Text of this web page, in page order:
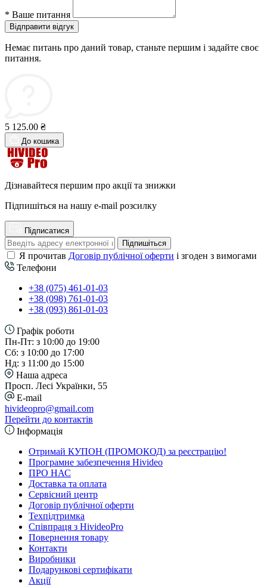
* Ваше питання
Відправити відгук
Немає питань про даний товар, станьте першим і задайте своє
питання.
5 125.00 ₴
До кошика
Дізнавайтеся першим про акції та знижки
Підпишіться на нашу e-mail розсилку
Підписатися
Підпишіться
Я прочитав Договір публічної оферти і згоден з вимогами
Телефони
+38 (075) 461-01-03
+38 (098) 761-01-03
+38 (093) 861-01-03
Графік роботи
Пн-Пт: з 10:00 до 19:00
Сб: з 10:00 до 17:00
Нд: з 11:00 до 15:00
Наша адреса
Просп. Лесі Українки, 55
E-mail
hivideopro@gmail.com
Перейти до контактів
Інформація
Отримай КУПОН (ПРОМОКОД) за реєстрацію!
Програмне забезпечення Hivideo
ПРО НАС
Доставка та оплата
Сервісний центр
Договір публічної оферти
Техпідтримка
Співпраця з HivideoPro
Повернення товару
Контакти
Виробники
Подарункові сертифікати
Акції